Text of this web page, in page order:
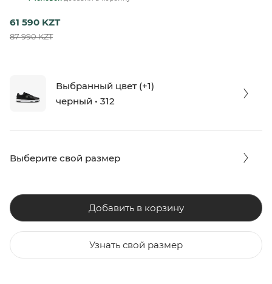
61 590 KZT
87 990 KZT
Выбранный цвет (+1)
черный • 312
Выберите свой размер
Добавить в корзину
Узнать свой размер